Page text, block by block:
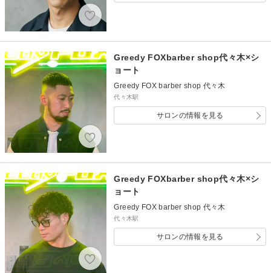
Greedy FOXbarber shop代々木×シ
ョート
Greedy FOX barber shop 代々木
代々木駅
サロンの情報を見る
Greedy FOXbarber shop代々木×シ
ョート
Greedy FOX barber shop 代々木
代々木駅
サロンの情報を見る